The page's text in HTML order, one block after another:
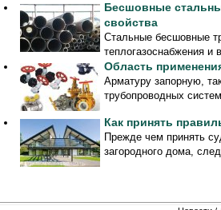
Бесшовные
свойства
Стальные бесшовные
теплогазоснабжения
Область
Арматуру запорную,
трубопроводных
Как принять
Прежде чем принять
загородного дома,